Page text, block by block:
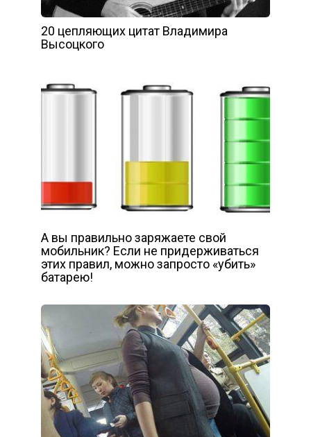
20 цепляющих цитат Владимира
Высоцкого
А вы правильно заряжаете свой
мобильник? Если не придерживаться
этих правил, можно запросто «убить»
батарею!